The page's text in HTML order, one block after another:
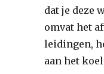
dat je deze
omvat het
leidingen,
aan het